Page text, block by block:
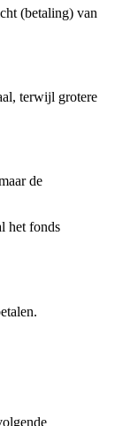
(betaling) van
terwijl grotere
de
het fonds